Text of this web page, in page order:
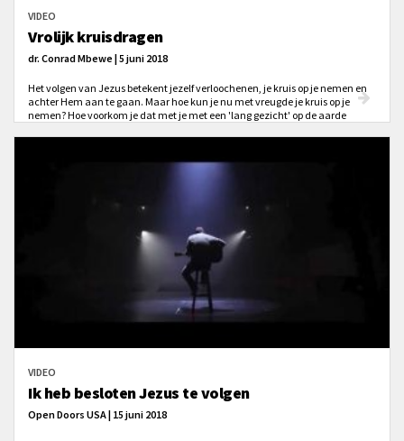
VIDEO
Vrolijk kruisdragen
dr. Conrad Mbewe | 5 juni 2018
Het volgen van Jezus betekent jezelf verloochenen, je kruis op je nemen en
achter Hem aan te gaan. Maar hoe kun je nu met vreugde je kruis op je
nemen? Hoe voorkom je dat met je met een 'lang gezicht' op de aarde
VIDEO
Ik heb besloten Jezus te volgen
Open Doors USA | 15 juni 2018